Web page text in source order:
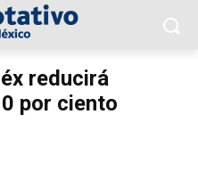
reducirá
por ciento